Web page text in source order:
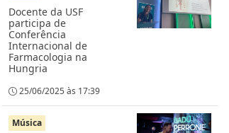
Docente da USF
participa de
Conferência
Internacional de
Farmacologia na
Hungria
25/06/2025 às 17:39
Música